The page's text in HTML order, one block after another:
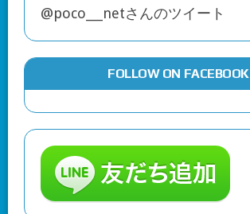
@poco___netさんのツイート
FOLLOW ON FACEBOOK